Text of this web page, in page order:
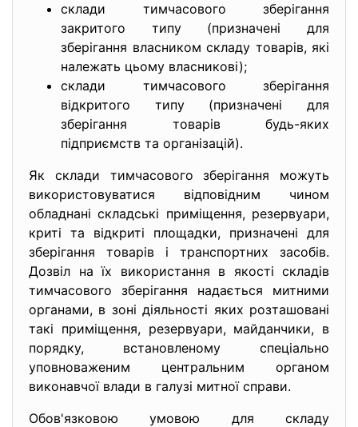
склади тимчасового зберігання
закритого типу (призначені для
зберігання власником складу товарів, які
належать цьому власникові);
склади тимчасового зберігання
відкритого типу (призначені для
зберігання товарів будь-яких
підприємств та організацій).
Як склади тимчасового зберігання можуть
використовуватися відповідним чином
обладнані складські приміщення, резервуари,
криті та відкриті площадки, призначені для
зберігання товарів і транспортних засобів.
Дозвіл на їх використання в якості складів
тимчасового зберігання надається митними
органами, в зоні діяльності яких розташовані
такі приміщення, резервуари, майданчики, в
порядку, встановленому спеціально
уповноваженим центральним органом
виконавчої влади в галузі митної справи.
Обов'язковою умовою для складу